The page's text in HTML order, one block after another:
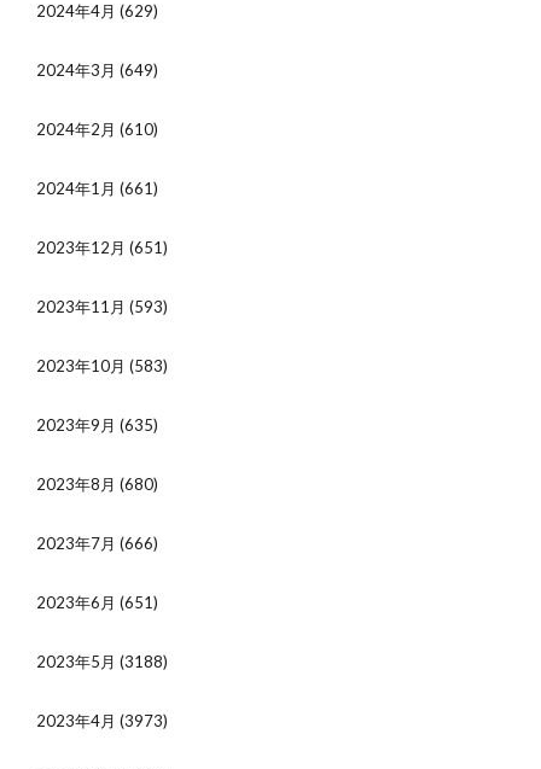
2024年4月 (629)
2024年3月 (649)
2024年2月 (610)
2024年1月 (661)
2023年12月 (651)
2023年11月 (593)
2023年10月 (583)
2023年9月 (635)
2023年8月 (680)
2023年7月 (666)
2023年6月 (651)
2023年5月 (3188)
2023年4月 (3973)